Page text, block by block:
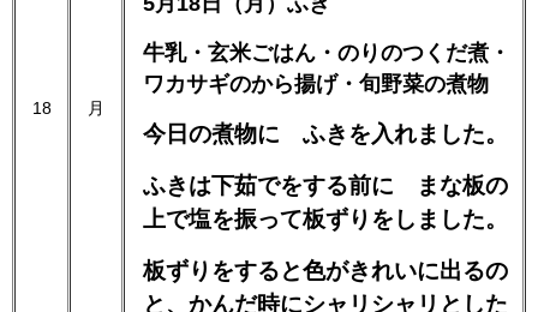
18 月
牛乳・玄米ごはん・のりのつくだ煮・
ワカサギのから揚げ・旬野菜の煮物
今日の煮物に ふきを入れました。
ふきは下茹でをする前に まな板の
上で塩を振って板ずりをしました。
板ずりをすると色がきれいに出るの
と、かんだ時にシャリシャリとした